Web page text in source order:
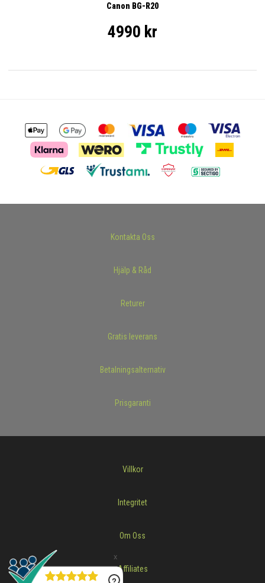
Canon BG-R20
4990 kr
Kontakta Oss
Hjälp & Råd
Returer
Gratis leverans
Betalningsalternativ
Prisgaranti
Villkor
Integritet
Om Oss
Affiliates